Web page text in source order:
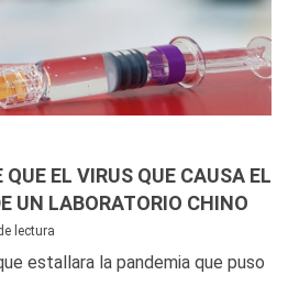
EL VIRUS QUE CAUSA EL
UN LABORATORIO CHINO
lectura
estallara la pandemia que puso